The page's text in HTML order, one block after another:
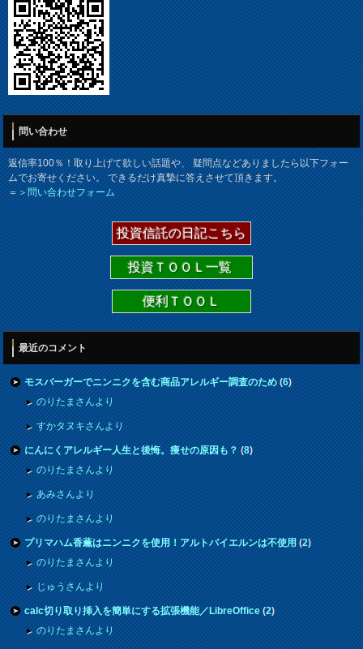
問い合わせ
返信率100％！取り上げて欲しい話題や、 疑問点などありましたら以下フォー
ムでお寄せください。 できるだけ真摯に答えさせて頂きます。
＝＞問い合わせフォーム
投資信託の日記こちら
投資ＴＯＯＬ一覧
便利ＴＯＯＬ
最近のコメント
モスバーガーでニンニクを含む商品アレルギー調査のため(6)
のりたまさんより
すかタヌキさんより
にんにくアレルギー人生と後悔。痩せの原因も？(8)
のりたまさんより
あみさんより
のりたまさんより
プリマハム香薫はニンニクを使用！アルトバイエルンは不使用(2)
のりたまさんより
じゅうさんより
calc切り取り挿入を簡単にする拡張機能／LibreOffice(2)
のりたまさんより